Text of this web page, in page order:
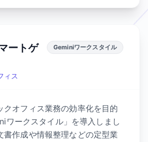
ートゲ
ィス
Geminiワークスタイル
クオフィス業務の効率化を目的
ワークスタイル」を導入しまし
書作成や情報整理などの定型業